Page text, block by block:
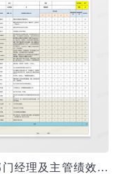
通用部门经理及主管绩效考核表excel模版